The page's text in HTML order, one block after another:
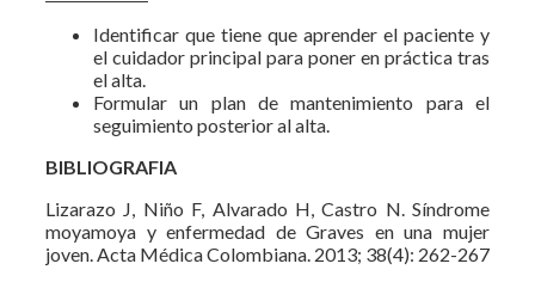
Identificar que tiene que aprender el paciente y
el cuidador principal para poner en práctica tras
el alta.
Formular un plan de mantenimiento para el
seguimiento posterior al alta.
BIBLIOGRAFIA
Lizarazo J, Niño F, Alvarado H, Castro N. Síndrome
moyamoya y enfermedad de Graves en una mujer
joven. Acta Médica Colombiana. 2013; 38(4): 262-267